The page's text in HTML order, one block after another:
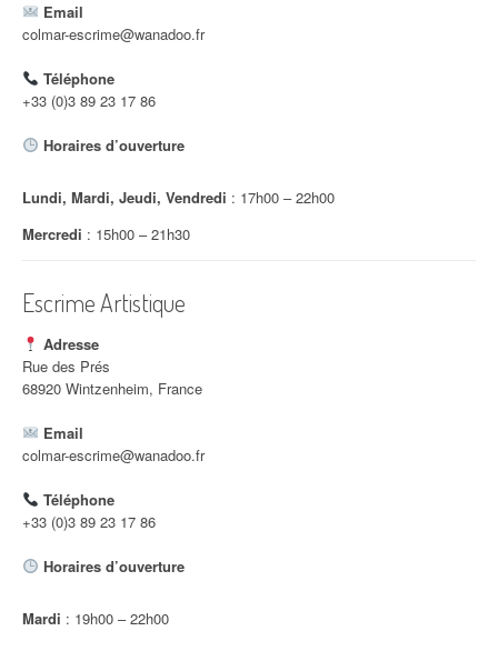
d
'
a
r
t
i
l
e
Email
colmar-escrime@wanadoo.fr
Téléphone
+33 (0)3 89 23 17 86
Horaires d’ouverture
Lundi, Mardi, Jeudi, Vendredi : 17h00 – 22h00
Mercredi : 15h00 – 21h30
Escrime Artistique
Adresse
Rue des Prés
68920 Wintzenheim, France
Email
colmar-escrime@wanadoo.fr
Téléphone
+33 (0)3 89 23 17 86
Horaires d’ouverture
Mardi : 19h00 – 22h00